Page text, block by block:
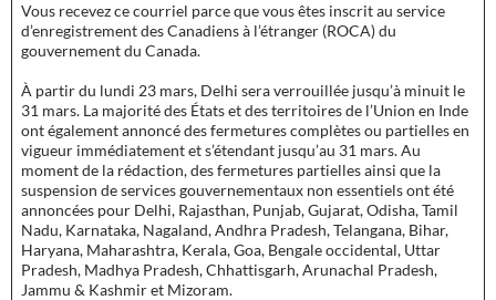
Vous recevez ce courriel parce que vous êtes inscrit au service
d’enregistrement des Canadiens à l’étranger (ROCA) du
gouvernement du Canada.
À partir du lundi 23 mars, Delhi sera verrouillée jusqu’à minuit le
31 mars. La majorité des États et des territoires de l’Union en Inde
ont également annoncé des fermetures complètes ou partielles en
vigueur immédiatement et s’étendant jusqu’au 31 mars. Au
moment de la rédaction, des fermetures partielles ainsi que la
suspension de services gouvernementaux non essentiels ont été
annoncées pour Delhi, Rajasthan, Punjab, Gujarat, Odisha, Tamil
Nadu, Karnataka, Nagaland, Andhra Pradesh, Telangana, Bihar,
Haryana, Maharashtra, Kerala, Goa, Bengale occidental, Uttar
Pradesh, Madhya Pradesh, Chhattisgarh, Arunachal Pradesh,
Jammu & Kashmir et Mizoram.